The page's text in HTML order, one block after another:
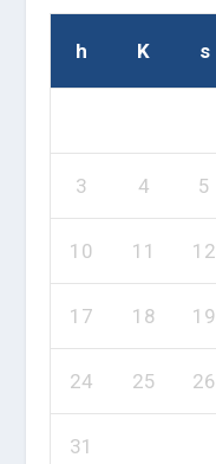
h K s
3 4 5
10 11 12
17 18 19
24 25 26
31